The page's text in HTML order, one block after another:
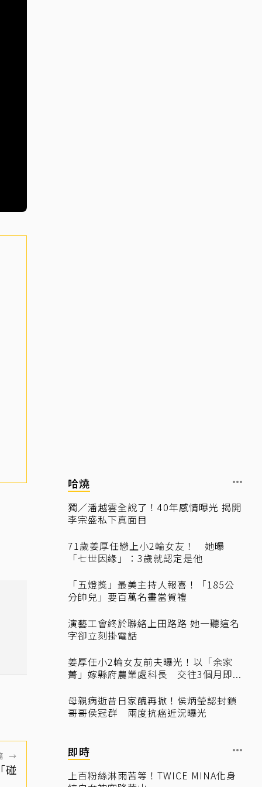
→
碰
哈燒
獨／潘越雲全說了！40年感情曝光 揭開
李宗盛私下真面目
71歲姜厚任戀上小2輪女友！ 她曝
「七世因緣」：3歲就認定是他
「五燈獎」最美主持人報喜！「185公
分帥兒」要百萬名畫當賀禮
演藝工會終於聯絡上田路路 她一聽這名
字卻立刻掛電話
姜厚任小2輪女友前夫曝光！以「余家
菁」嫁縣府農業處科長 交往3個月即...
母親病逝昔日家醜再掀！侯炳瑩認封鎖
哥哥侯冠群 兩度抗癌近況曝光
即時
上百粉絲淋雨苦等！TWICE MINA化身